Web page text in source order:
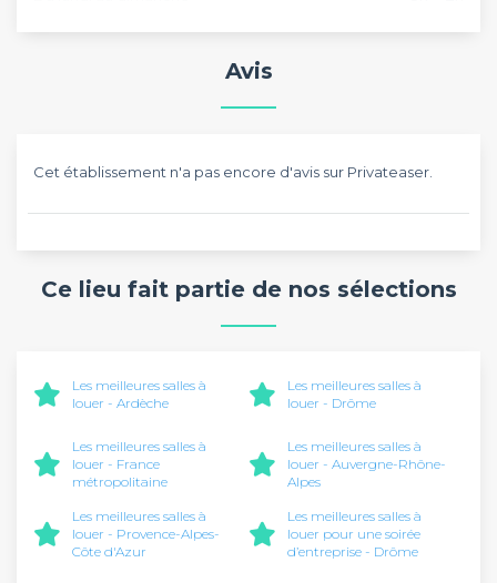
Avis
Cet établissement n'a pas encore d'avis sur Privateaser.
Ce lieu fait partie de nos sélections
Les meilleures salles à
louer - Ardèche
Les meilleures salles à
louer - Drôme
Les meilleures salles à
louer - France
métropolitaine
Les meilleures salles à
louer - Auvergne-Rhône-
Alpes
Les meilleures salles à
louer - Provence-Alpes-
Côte d'Azur
Les meilleures salles à
louer pour une soirée
d’entreprise - Drôme